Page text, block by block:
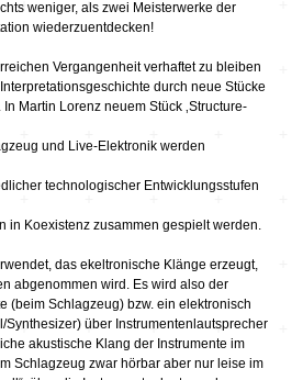
weniger, als zwei Meisterwerke der
wiederzuentdecken!
Vergangenheit verhaftet zu bleiben
durch neue Stücke
Martin Lorenz neuem Stück ‚Structure-
und Live-Elektronik werden
technologischer Entwicklungsstufen
in Koexistenz zusammen gespielt werden.
das ekeltronische Klänge erzeugt,
abgenommen wird. Es wird also der
(beim Schlagzeug) bzw. ein elektronisch
Synthesizer) über Instrumentenlautsprecher
akustische Klang der Instrumente im
Schlagzeug zwar hörbar aber nur leise im